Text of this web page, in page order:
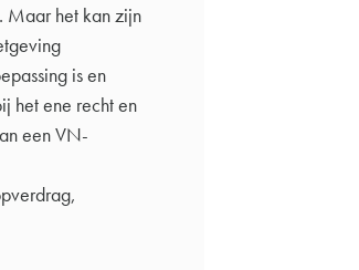
Maar het kan zijn
is en
het ene recht en
een VN-